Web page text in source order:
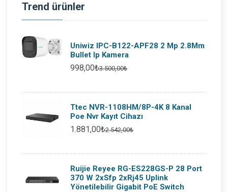
Trend ürünler
Uniwiz IPC-B122-APF28 2 Mp 2.8Mm
Bullet Ip Kamera
998,00₺3.500,00₺
Ttec NVR-1108HM/8P-4K 8 Kanal
Poe Nvr Kayıt Cihazı
1.881,00₺2.542,00₺
Ruijie Reyee RG-ES228GS-P 28 Port
370 W 2xSfp 2xRj45 Uplink
Yönetilebilir Gigabit PoE Switch